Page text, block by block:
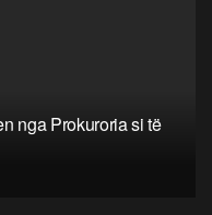
nga Prokuroria si të